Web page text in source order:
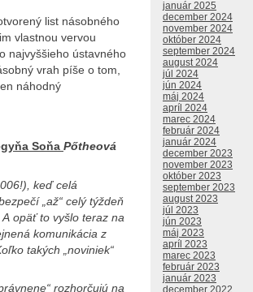
list násobného
vlastnou vervou
najvyššieho ústavného
vrah píše o tom,
náhodný
Soňa Pőtheová
keď celá
„až“ celý týždeň
opäť to vyšlo teraz na
komunikácia z
takých „noviniek“
rozhorčujú na
január 2025
december 2024
november 2024
október 2024
september 2024
august 2024
júl 2024
jún 2024
máj 2024
apríl 2024
marec 2024
február 2024
január 2024
december 2023
november 2023
október 2023
september 2023
august 2023
júl 2023
jún 2023
máj 2023
apríl 2023
marec 2023
február 2023
január 2023
december 2022